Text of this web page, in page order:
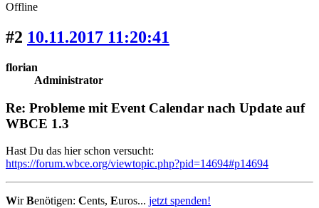
Offline
#2 10.11.2017 11:20:41
florian
Administrator
Re: Probleme mit Event Calendar nach Update auf
WBCE 1.3
Hast Du das hier schon versucht:
https://forum.wbce.org/viewtopic.php?pid=14694#p14694
WirBenötigen: Cents, Euros... jetzt spenden!